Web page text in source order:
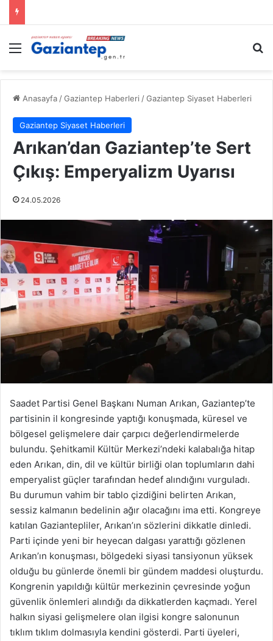
Menü
Anasayfa /Gaziantep Haberleri /Gaziantep Siyaset Haberleri
Gaziantep Siyaset Haberleri
Arıkan’dan Gaziantep’te Sert
Çıkış: Emperyalizm Uyarısı
24.05.2026
Saadet Partisi Genel Başkanı Numan Arıkan, Gaziantep’te
partisinin il kongresinde yaptığı konuşmada, küresel ve
bölgesel gelişmelere dair çarpıcı değerlendirmelerde
bulundu. Şehitkamil Kültür Merkezi’ndeki kalabalığa hitap
eden Arıkan, din, dil ve kültür birliği olan toplumların dahi
emperyalist güçler tarafından hedef alındığını vurguladı.
Bu durumun vahim bir tablo çizdiğini belirten Arıkan,
sessiz kalmanın bedelinin ağır olacağını ima etti. Kongreye
katılan Gaziantepliler, Arıkan’ın sözlerini dikkatle dinledi.
Parti içinde yeni bir heyecan dalgası yarattığı gözlenen
Arıkan’ın konuşması, bölgedeki siyasi tansiyonun yüksek
olduğu bu günlerde önemli bir gündem maddesi oluşturdu.
Kongrenin yapıldığı kültür merkezinin çevresinde yoğun
güvenlik önlemleri alındığı da dikkatlerden kaçmadı. Yerel
halkın siyasi gelişmelere olan ilgisi kongre salonunun
tıklım tıklım dolmasıyla kendini gösterdi. Parti üyeleri,